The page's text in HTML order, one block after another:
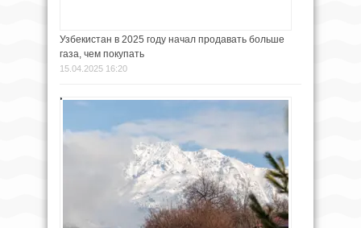
Узбекистан в 2025 году начал продавать больше
газа, чем покупать
15.04.2025 16:20